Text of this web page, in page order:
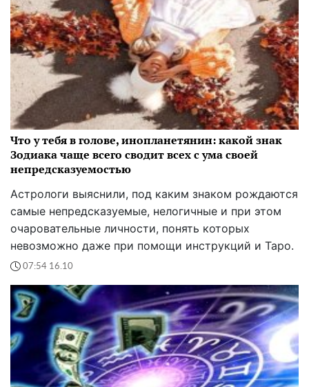
Что у тебя в голове, инопланетянин: какой знак
Зодиака чаще всего сводит всех с ума своей
непредсказуемостью
Астрологи выяснили, под каким знаком рождаются
самые непредсказуемые, нелогичные и при этом
очаровательные личности, понять которых
невозможно даже при помощи инструкций и Таро.
07:54 16.10